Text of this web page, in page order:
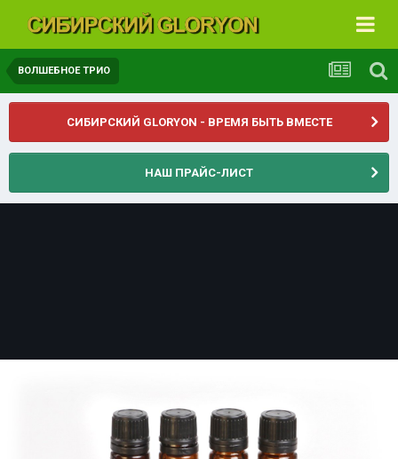
ВОЛШЕБНОЕ ТРИО
СИБИРСКИЙ GLORYON - ВРЕМЯ БЫТЬ ВМЕСТЕ
НАШ ПРАЙС-ЛИСТ